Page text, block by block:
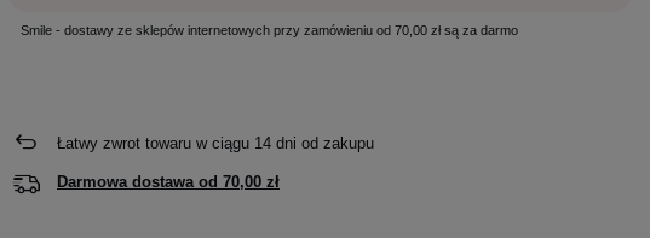
Smile - dostawy ze sklepów internetowych przy zamówieniu od 70,00 zł są za darmo
Łatwy zwrot towaru w ciągu 14dni od zakupu
Darmowa dostawa od 70,00 zł